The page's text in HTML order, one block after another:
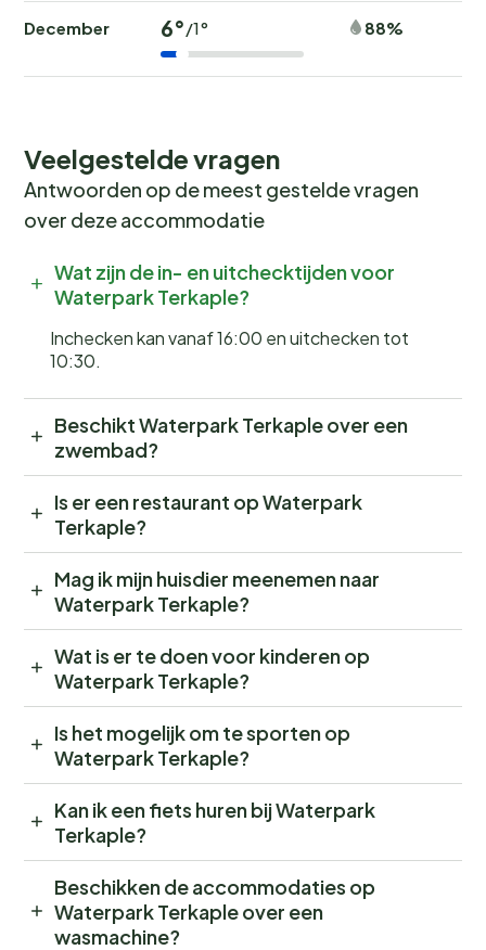
December 6°/1° 88%
Veelgestelde vragen
Antwoorden op de meest gestelde vragen
over deze accommodatie
Wat zijn de in- en uitchecktijden voor
Waterpark Terkaple?
Inchecken kan vanaf 16:00 en uitchecken tot
10:30.
Beschikt Waterpark Terkaple over een
zwembad?
Is er een restaurant op Waterpark
Terkaple?
Mag ik mijn huisdier meenemen naar
Waterpark Terkaple?
Wat is er te doen voor kinderen op
Waterpark Terkaple?
Is het mogelijk om te sporten op
Waterpark Terkaple?
Kan ik een fiets huren bij Waterpark
Terkaple?
Beschikken de accommodaties op
Waterpark Terkaple over een
wasmachine?